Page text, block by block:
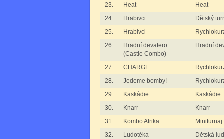
23.
Heat
Heat
24.
Hrabivci
Dětský
25.
Hrabivci
26.
Hradní devatero
(Castle Combo)
Hradní
27. CHARGE
28.
Jedeme bomby!
29.
Kaskádie
Kaskádie
30.
Knarr
Knarr
31.
Kombo Afrika
32.
Ludotéka
Dětská